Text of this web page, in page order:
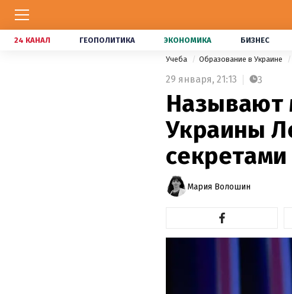
24 КАНАЛ ГЕОПОЛИТИКА ЭКОНОМИКА БИЗНЕС
Учеба Образование в Украине
29 января, 21:13 3
Называют
Украины
Мария Волошин